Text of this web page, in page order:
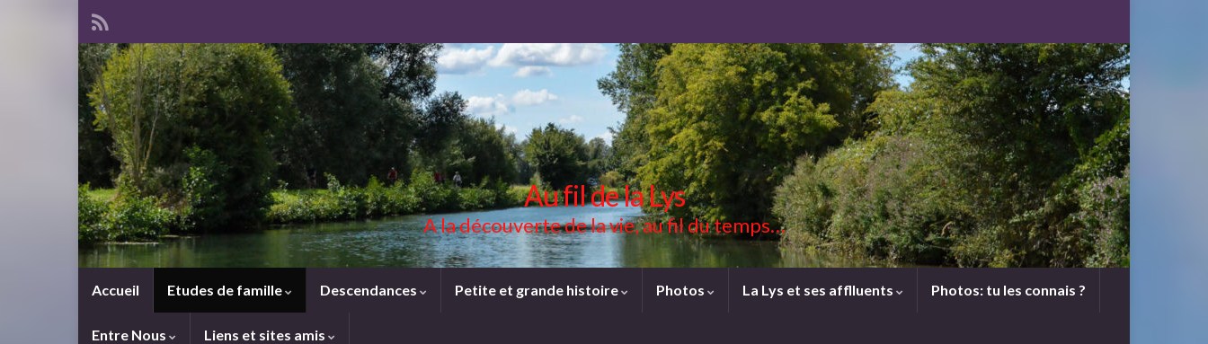
Au fil de la Lys
A la découverte de la vie, au fil du temps…
Accueil Etudes de famille Descendances Petite et grande histoire Photos La Lys et ses afflluents Photos: tu les connais ?
Entre Nous Liens et sites amis